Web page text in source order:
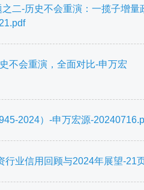
之二-历史不会重演：一揽子增量
不会重演，全面对比-申万宏
2024）-申万宏源-
行业信用回顾与2024年展望-21